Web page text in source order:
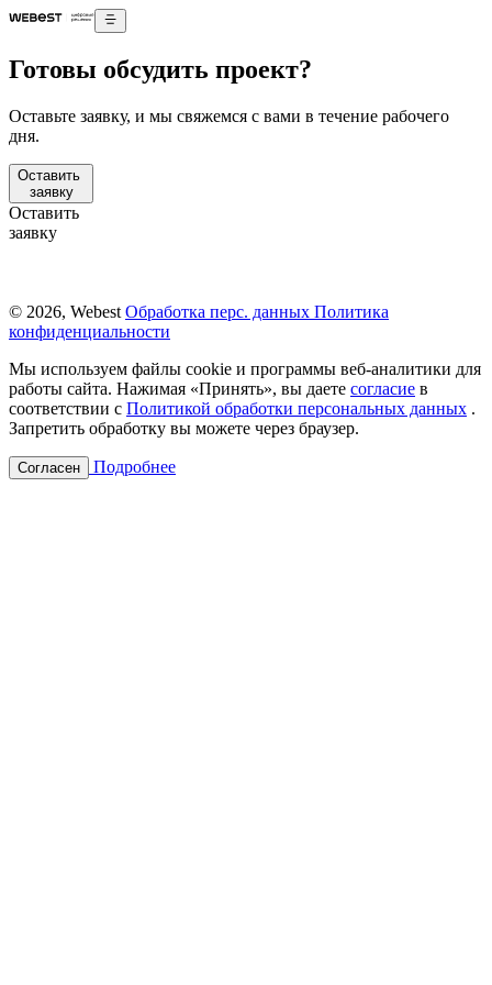
Готовы обсудить проект?
Оставьте заявку, и мы свяжемся с вами в течение рабочего
дня.
Оставить
заявку
Оставить
заявку
© 2026, Webest Обработка перс. данных Политика
конфиденциальности
Мы используем файлы cookie и программы веб-аналитики для
работы сайта. Нажимая «Принять», вы даете согласие в
соответствии с Политикой обработки персональных данных .
Запретить обработку вы можете через браузер.
Согласен Подробнее